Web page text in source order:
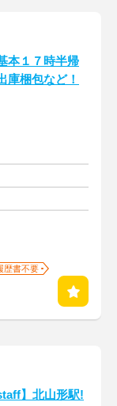
本１７時半帰
庫梱包など！
歴書不要
】北山形駅!